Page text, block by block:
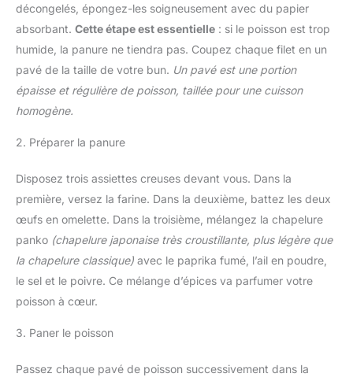
décongelés, épongez-les soigneusement avec du papier
absorbant. Cette étape est essentielle : si le poisson est trop
humide, la panure ne tiendra pas. Coupez chaque filet en un
pavé de la taille de votre bun. Un pavé est une portion
épaisse et régulière de poisson, taillée pour une cuisson
homogène.
2. Préparer la panure
Disposez trois assiettes creuses devant vous. Dans la
première, versez la farine. Dans la deuxième, battez les deux
œufs en omelette. Dans la troisième, mélangez la chapelure
panko (chapelure japonaise très croustillante, plus légère que
la chapelure classique) avec le paprika fumé, l’ail en poudre,
le sel et le poivre. Ce mélange d’épices va parfumer votre
poisson à cœur.
3. Paner le poisson
Passez chaque pavé de poisson successivement dans la